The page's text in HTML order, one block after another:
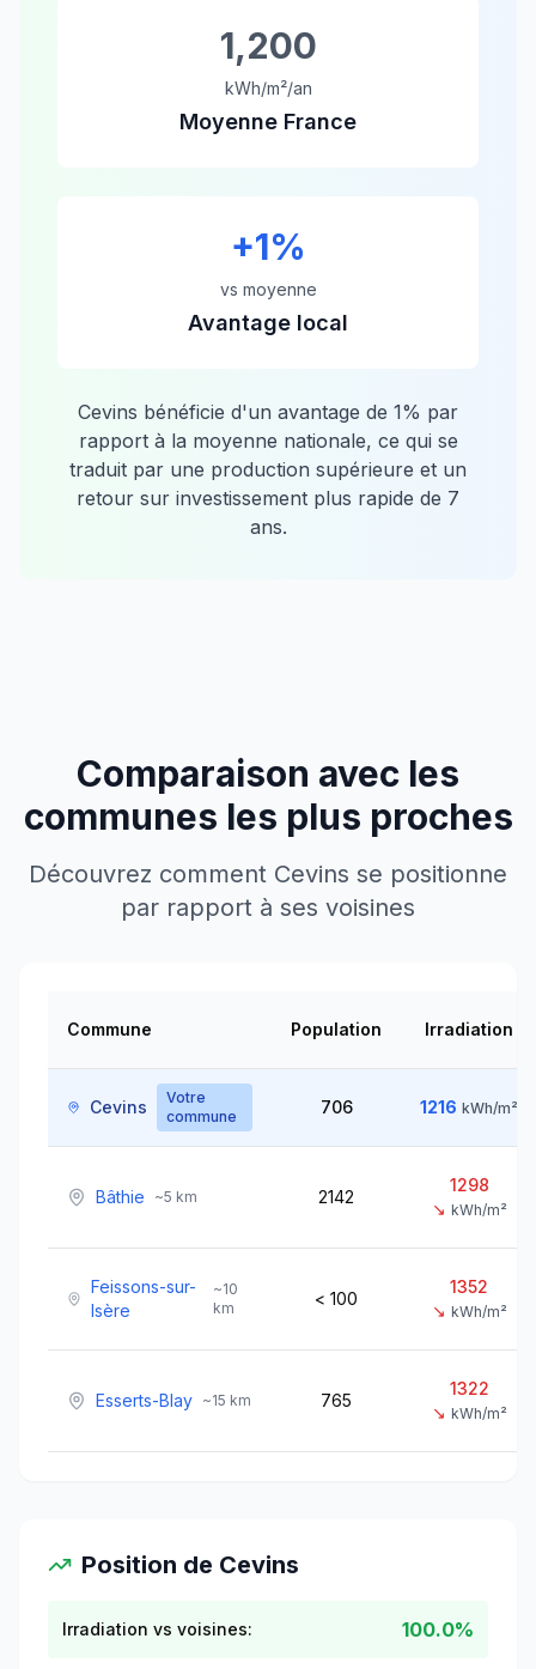
1,200
kWh/m²/an
Moyenne France
+1%
vs moyenne
Avantage local
Cevins bénéficie d'un avantage de 1% par
rapport à la moyenne nationale, ce qui se
traduit par une production supérieure et un
retour sur investissement plus rapide de 7
ans.
Comparaison avec les
communes les plus proches
Découvrez comment Cevins se positionne
par rapport à ses voisines
Commune Population Irradiation
Cevins
Votre
commune
706 1216 kWh/m²
Bâthie ~5 km 2142
1298
↘ kWh/m²
Feissons-sur-
Isère
~10
km
< 100
1352
↘ kWh/m²
Esserts-Blay ~15 km 765
1322
↘ kWh/m²
Position de Cevins
Irradiation vs voisines: 100.0%